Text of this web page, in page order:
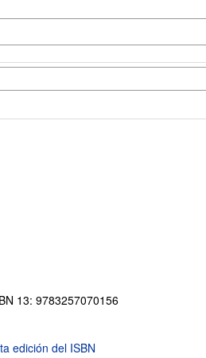
13: 9783257070156
edición del ISBN